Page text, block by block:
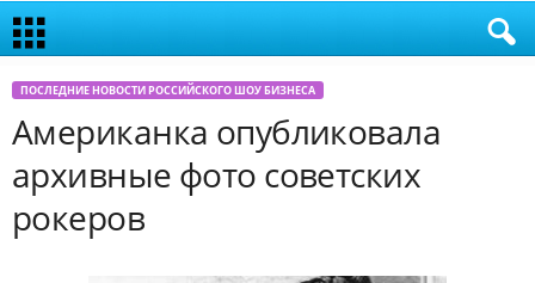
ПОСЛЕДНИЕ НОВОСТИ РОССИЙСКОГО ШОУ БИЗНЕСА
Американка опубликовала
архивные фото советских
рокеров